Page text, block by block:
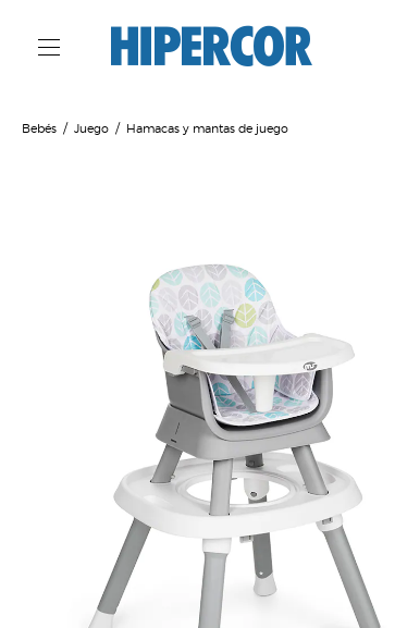
Bebés Juego Hamacas y mantas de juego